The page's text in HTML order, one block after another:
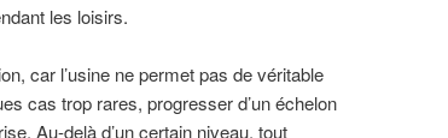
les loisirs.
car l’usine ne permet pas de véritable
cas trop rares, progresser d’un échelon
Au-delà d’un certain niveau, tout